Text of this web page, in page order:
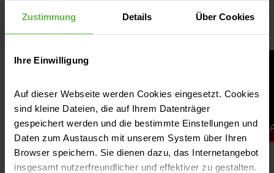
Zustimmung Details Über Cookies
Ihre Einwilligung
Auf dieser Webseite werden Cookies eingesetzt. Cookies
sind kleine Dateien, die auf Ihrem Datenträger
gespeichert werden und die bestimmte Einstellungen und
Daten zum Austausch mit unserem System über Ihren
Browser speichern. Sie dienen dazu, das Internetangebot
insgesamt nutzerfreundlicher und effektiver zu gestalten.
Wissenswertes